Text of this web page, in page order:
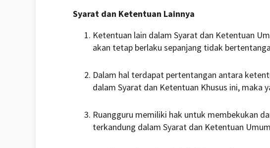
Syarat dan Ketentuan Lainnya
Ketentuan lain dalam Syarat dan Ketentuan
akan tetap berlaku sepanjang tidak
Dalam hal terdapat pertentangan antara
dalam Syarat dan Ketentuan Khusus ini, maka
Ruangguru memiliki hak untuk membekukan
terkandung dalam Syarat dan Ketentuan